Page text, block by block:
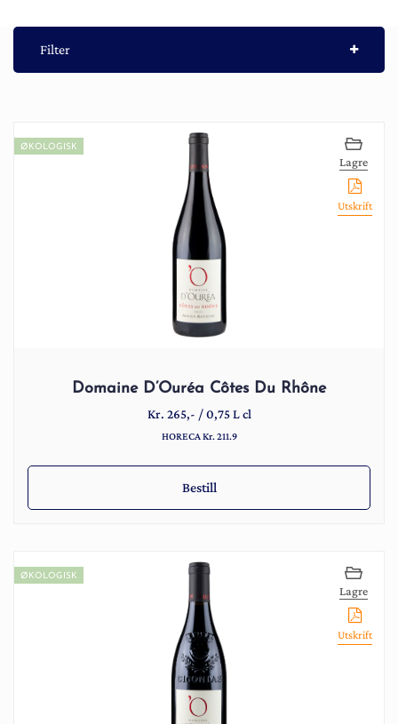
Filter
Utskrift
ØKOLOGISK
Bestill
Domaine D’Ouréa Côtes Du Rhône
Kr. 265,- /0,75 L cl
HORECA Kr. 211.9
Lagre
Utskrift
ØKOLOGISK
Lagre